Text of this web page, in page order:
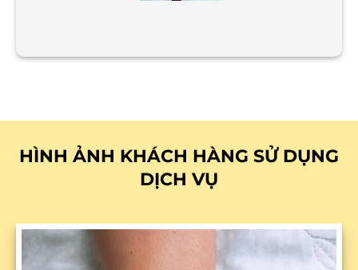
HÌNH ẢNH KHÁCH HÀNG SỬ DỤNG
DỊCH VỤ